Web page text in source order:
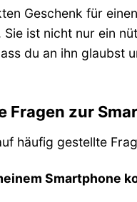
Geschenk für
Sie ist nicht nur ein
du an ihn glaubst
Fragen zur
häufig gestellte
Smartphone